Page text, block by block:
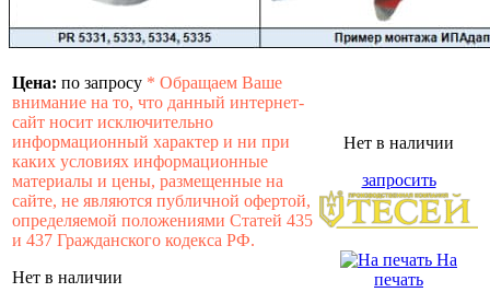
Цена: по запросу * Обращаем Ваше
внимание на то, что данный интернет-
сайт носит исключительно
информационный характер и ни при
каких условиях информационные
материалы и цены, размещенные на
сайте, не являются публичной офертой,
определяемой положениями Статей 435
и 437 Гражданского кодекса РФ.
Нет в наличии
Нет в наличии
запросить
На
печать